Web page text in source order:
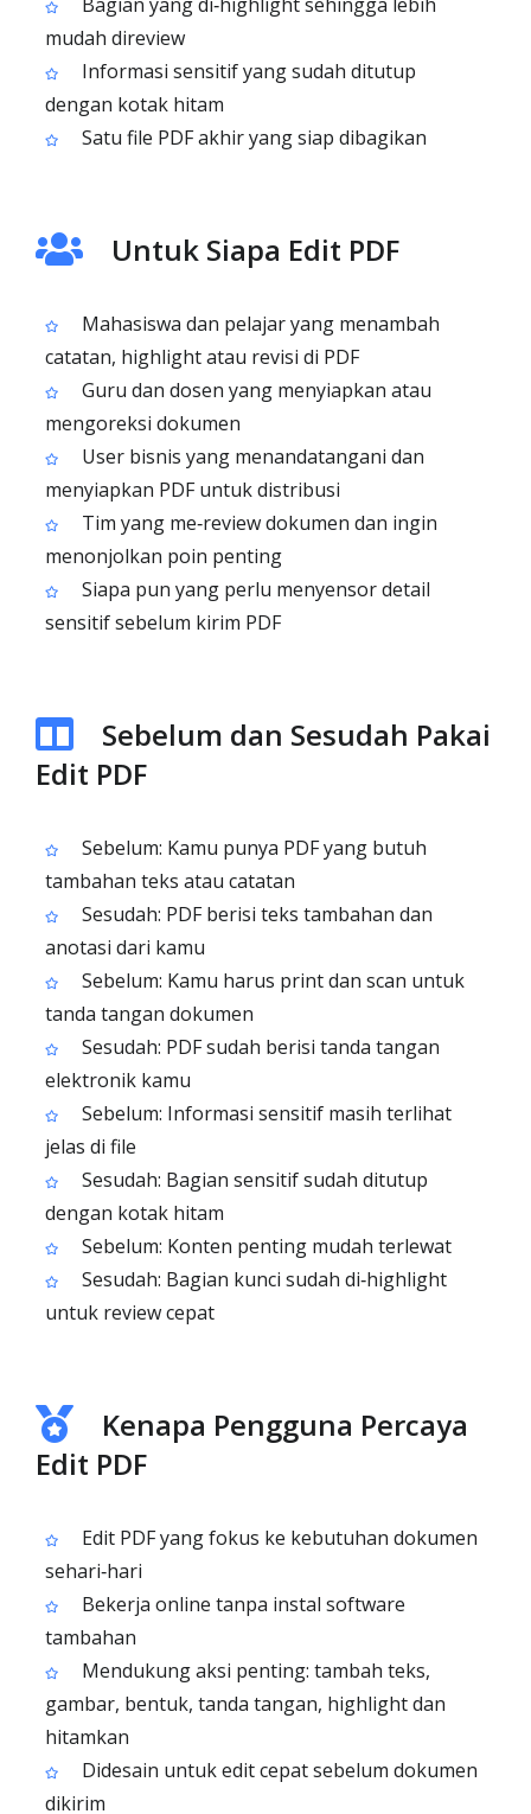
mudah direview
Informasi sensitif yang sudah ditutup
dengan kotak hitam
Satu file PDF akhir yang siap dibagikan
Untuk Siapa Edit PDF
Mahasiswa dan pelajar yang menambah
catatan, highlight atau revisi di PDF
Guru dan dosen yang menyiapkan atau
mengoreksi dokumen
User bisnis yang menandatangani dan
menyiapkan PDF untuk distribusi
Tim yang me‑review dokumen dan ingin
menonjolkan poin penting
Siapa pun yang perlu menyensor detail
sensitif sebelum kirim PDF
Sebelum dan Sesudah Pakai
Edit PDF
Sebelum: Kamu punya PDF yang butuh
tambahan teks atau catatan
Sesudah: PDF berisi teks tambahan dan
anotasi dari kamu
Sebelum: Kamu harus print dan scan untuk
tanda tangan dokumen
Sesudah: PDF sudah berisi tanda tangan
elektronik kamu
Sebelum: Informasi sensitif masih terlihat
jelas di file
Sesudah: Bagian sensitif sudah ditutup
dengan kotak hitam
Sebelum: Konten penting mudah terlewat
Sesudah: Bagian kunci sudah di‑highlight
untuk review cepat
Kenapa Pengguna Percaya
Edit PDF
Edit PDF yang fokus ke kebutuhan dokumen
sehari‑hari
Bekerja online tanpa instal software
tambahan
Mendukung aksi penting: tambah teks,
gambar, bentuk, tanda tangan, highlight dan
hitamkan
Didesain untuk edit cepat sebelum dokumen
dikirim